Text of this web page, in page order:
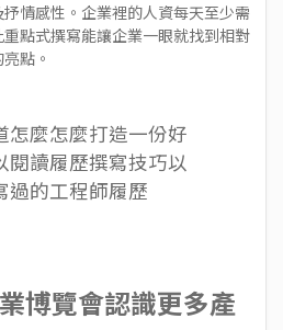
情感性。企業裡的人資每天至少需
點式撰寫能讓企業一眼就找到相對
點。
怎麼怎麼打造一份好
閱讀履歷撰寫技巧以
過的工程師履歷
博覽會認識更多產